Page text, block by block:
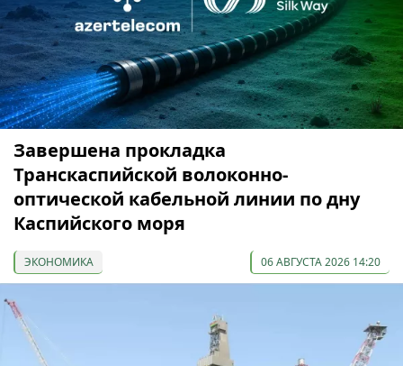
Завершена прокладка
Транскаспийской волоконно-
оптической кабельной линии по дну
Каспийского моря
ЭКОНОМИКА 06 АВГУСТА 2026 14:20